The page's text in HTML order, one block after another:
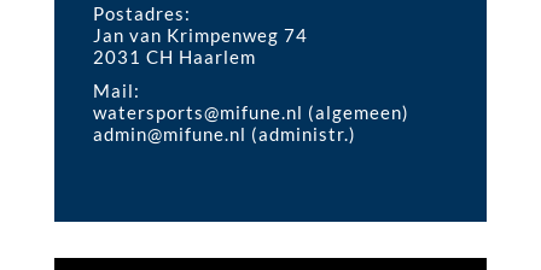
Postadres:
Jan van Krimpenweg 74
2031 CH Haarlem
Mail:
watersports@mifune.nl (algemeen)
admin@mifune.nl (administr.)